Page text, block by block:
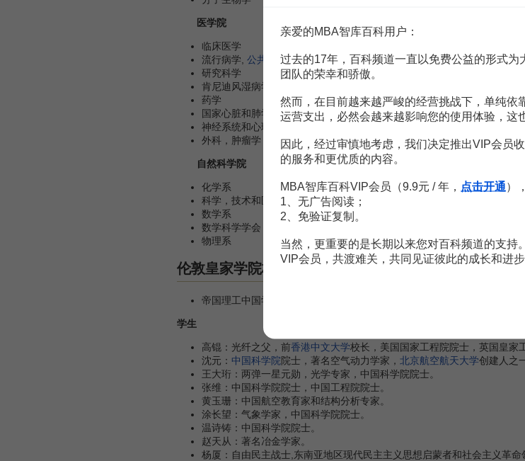
医学院
临床医学
流行病学, 公共健康和初级保健
研究科学
肯尼迪风湿病学学会
药学
国家心脏和肺学会
神经系统和心理健康
外科，肿瘤学，生殖生物学和麻醉学
自然科学院
化学系
科学，技术和医学历史系
数学系
数学科学学会
物理系
伦敦皇家学院校友
帝国理工中国学生学者联合会
学生
高锟：光纤之父，前香港中文大学校长，美国国家工程院院士，英国皇家
沈元： 中国科学院院士，著名空气动力学家， 北京航空航天大学创建人之
王大珩：两弹一星元勋，光学专家，中国科学院院士。
张维：中国科学院院士，中国工程院院士。
黄玉珊：中国航空教育家和结构分析专家。
涂长望：气象学家，中国科学院院士。
温诗铸：中国科学院院士。
赵天从：著名冶金学家。
杨厦：自由民主战士,东南亚地区现代民主主义思想启蒙者和社会主义革
亲爱的MBA智库百科用户：
过去的17年，百科频道一直以免费公益的形式为
团队的荣幸和骄傲。
然而，在目前越来越严峻的经营挑战下，单纯依
运营支出，必然会越来越影响您的使用体验，这
因此，经过审慎地考虑，我们决定推出VIP会员
的服务和更优质的内容。
MBA智库百科VIP会员（9.9元 / 年， 点击开通）
1、无广告阅读；
2、免验证复制。
当然，更重要的是长期以来您对百科频道的支持
VIP会员，共渡难关，共同见证彼此的成长和进步